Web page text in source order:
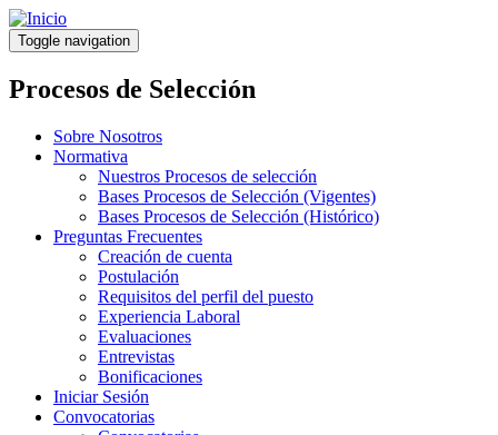
Pasar
al
contenido
principal
Toggle navigation
Procesos de Selección
Sobre Nosotros
Normativa
Nuestros Procesos de selección
Bases Procesos de Selección (Vigentes)
Bases Procesos de Selección (Histórico)
Preguntas Frecuentes
Creación de cuenta
Postulación
Requisitos del perfil del puesto
Experiencia Laboral
Evaluaciones
Entrevistas
Bonificaciones
Iniciar Sesión
Convocatorias